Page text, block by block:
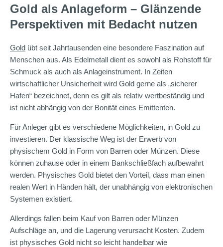
Gold als Anlageform – Glänzende
Perspektiven mit Bedacht nutzen
Gold übt seit Jahrtausenden eine besondere Faszination auf
Menschen aus. Als Edelmetall dient es sowohl als Rohstoff für
Schmuck als auch als Anlageinstrument. In Zeiten
wirtschaftlicher Unsicherheit wird Gold gerne als „sicherer
Hafen“ bezeichnet, denn es gilt als relativ wertbeständig und
ist nicht abhängig von der Bonität eines Emittenten.
Für Anleger gibt es verschiedene Möglichkeiten, in Gold zu
investieren. Der klassische Weg ist der Erwerb von
physischem Gold in Form von Barren oder Münzen. Diese
können zuhause oder in einem Bankschließfach aufbewahrt
werden. Physisches Gold bietet den Vorteil, dass man einen
realen Wert in Händen hält, der unabhängig von elektronischen
Systemen existiert.
Allerdings fallen beim Kauf von Barren oder Münzen
Aufschläge an, und die Lagerung verursacht Kosten. Zudem
ist physisches Gold nicht so leicht handelbar wie